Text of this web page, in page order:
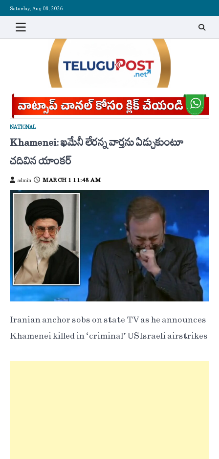
Skip
content
Saturday, Aug 08, 2026
NATIONAL
Khamenei: ఖమేనీ లేరన్న వార్తను ఏడ్చుకుంటూ
చదివిన యాంకర్
admin MARCH 1 11:48 AM
Iranian anchor sobs on state TV as he announces
Khamenei killed in ‘criminal’ US-Israeli airstrikes